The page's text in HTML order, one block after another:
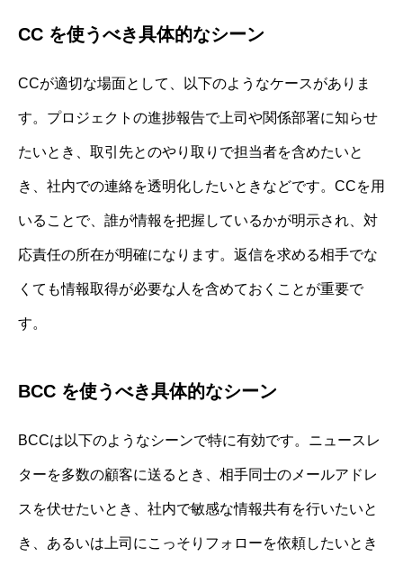
CC を使うべき具体的なシーン
CCが適切な場面として、以下のようなケースがありま
す。プロジェクトの進捗報告で上司や関係部署に知らせ
たいとき、取引先とのやり取りで担当者を含めたいと
き、社内での連絡を透明化したいときなどです。CCを用
いることで、誰が情報を把握しているかが明示され、対
応責任の所在が明確になります。返信を求める相手でな
くても情報取得が必要な人を含めておくことが重要で
す。
BCC を使うべき具体的なシーン
BCCは以下のようなシーンで特に有効です。ニュースレ
ターを多数の顧客に送るとき、相手同士のメールアドレ
スを伏せたいとき、社内で敏感な情報共有を行いたいと
き、あるいは上司にこっそりフォローを依頼したいとき